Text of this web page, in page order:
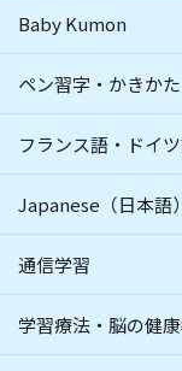
Baby Kumon
ペン習字・かきか
フランス語・ドイ
Japanese（日本語）
通信学習
学習療法・脳の健